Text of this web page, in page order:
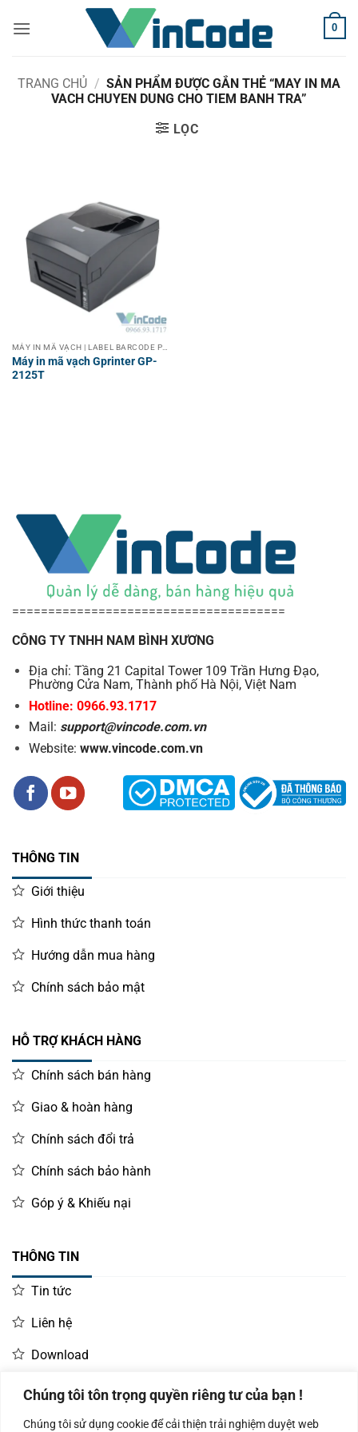
Chúng tôi tôn trọng quyền riêng tư của bạn !
Chúng tôi sử dụng cookie để cải thiện trải nghiệm duyệt web
qua
0
TRANG CHỦ / SẢN PHẨM ĐƯỢC GẮN THẺ “MAY IN MA
VACH CHUYEN DUNG CHO TIEM BANH TRA”
LỌC
Máy in mã vạch Gprinter GP-
2125T
======================================
CÔNG TY TNHH NAM BÌNH XƯƠNG
Địa chỉ: Tầng 21 Capital Tower 109 Trần Hưng Đạo,
Phường Cửa Nam, Thành phố Hà Nội, Việt Nam
Hotline: 0966.93.1717
Mail: support@vincode.com.vn
Website: www.vincode.com.vn
THÔNG TIN
Giới thiệu
Hình thức thanh toán
Hướng dẫn mua hàng
Chính sách bảo mật
HỖ TRỢ KHÁCH HÀNG
Chính sách bán hàng
Giao & hoàn hàng
Chính sách đổi trả
Chính sách bảo hành
Góp ý & Khiếu nại
THÔNG TIN
Tin tức
Liên hệ
Download
LIÊN HỆ MUA HÀNG